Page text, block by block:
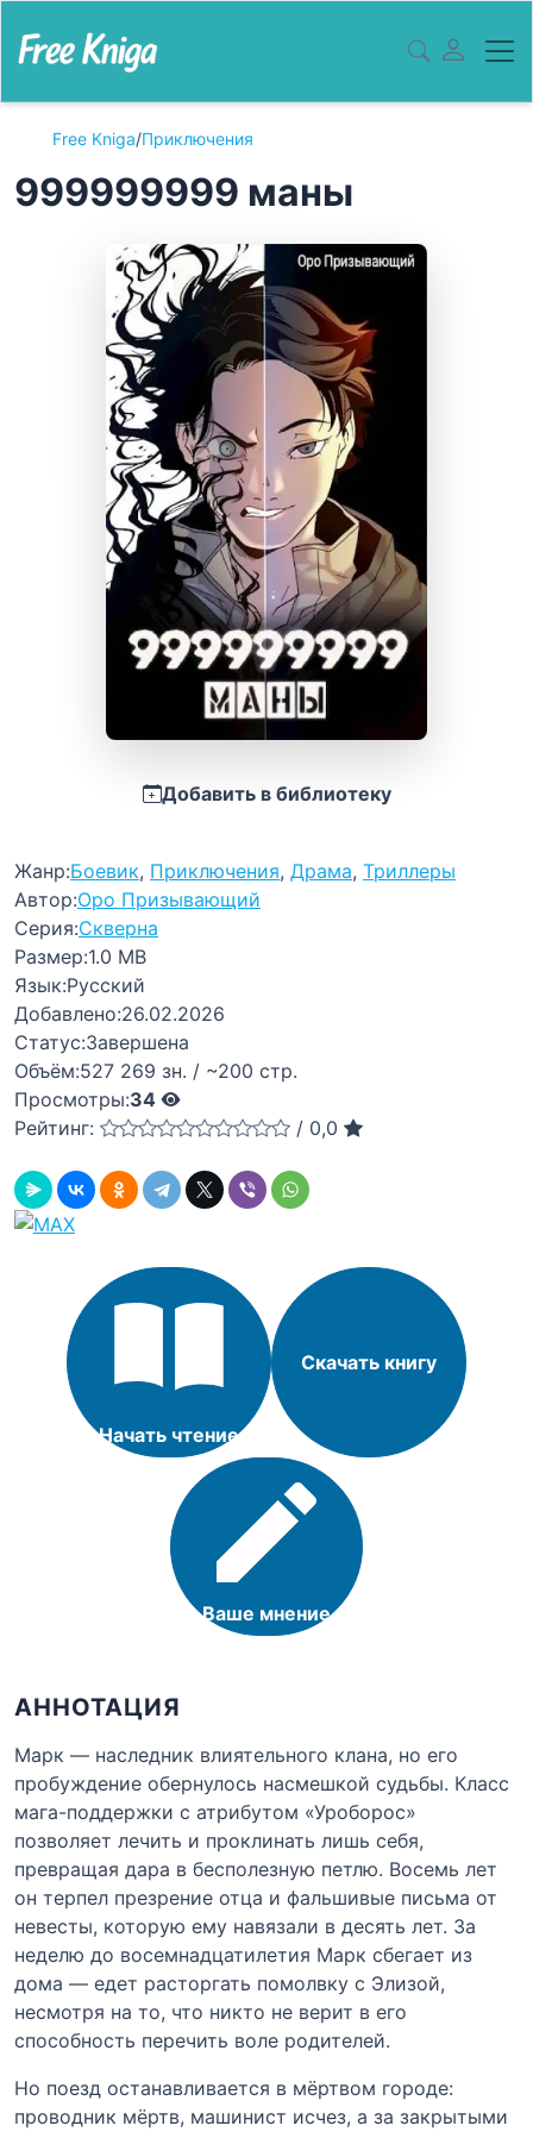
Free Kniga/Приключения
999999999 маны
Добавить в библиотеку
Жанр:Боевик, Приключения, Драма, Триллеры
Автор:Оро Призывающий
Серия:Скверна
Размер:1.0 MB
Язык:Русский
Добавлено:26.02.2026
Статус:Завершена
Объём:527 269 зн. / ~200 стр.
Просмотры:34
Рейтинг:
/ 0,0
Начать чтение
Скачать книгу
Ваше мнение
АННОТАЦИЯ
Марк — наследник влиятельного клана, но его
пробуждение обернулось насмешкой судьбы. Класс
мага-поддержки с атрибутом «Уроборос»
позволяет лечить и проклинать лишь себя,
превращая дара в бесполезную петлю. Восемь лет
он терпел презрение отца и фальшивые письма от
невесты, которую ему навязали в десять лет. За
неделю до восемнадцатилетия Марк сбегает из
дома — едет расторгать помолвку с Элизой,
несмотря на то, что никто не верит в его
способность перечить воле родителей.
Но поезд останавливается в мёртвом городе:
проводник мёртв, машинист исчез, а за закрытыми